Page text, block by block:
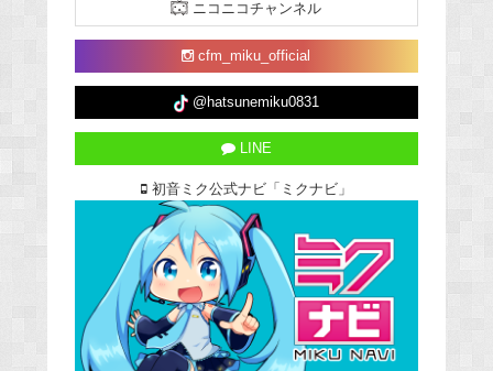
ニコニコチャンネル
cfm_miku_official
@hatsunemiku0831
LINE
初音ミク公式ナビ「ミクナビ」